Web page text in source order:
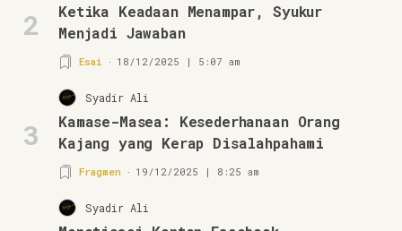
2
Ketika Keadaan Menampar, Syukur
Menjadi Jawaban
Esai 18/12/2025 | 5:07 am
3
Syadir Ali
Kamase-Masea: Kesederhanaan Orang
Kajang yang Kerap Disalahpahami
Fragmen 19/12/2025 | 8:25 am
Syadir Ali